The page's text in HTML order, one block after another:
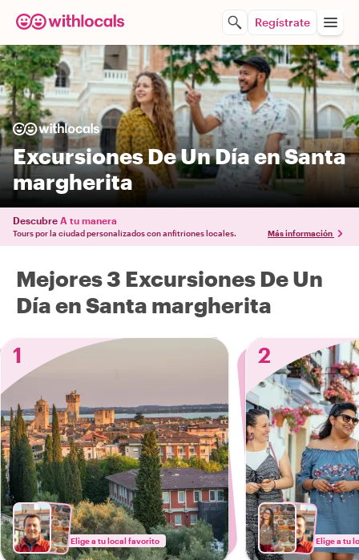
Regístrate
Excursiones De Un Día en Santa
margherita
Descubre A tu manera
Tours por la ciudad personalizados con anfitriones locales. Más información
Mejores 3 Excursiones De Un
Día en Santa margherita
1
Elige a tu local favorito
2
Elige a tu